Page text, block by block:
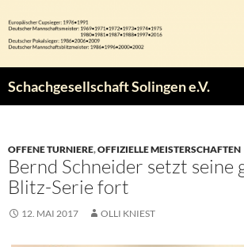
Inhalt
springen
Schachgesellschaft Solingen e.V.
OFFENE TURNIERE,OFFIZIELLE MEISTERSCHAFTEN
Bernd Schneider setzt seine
Blitz-Serie fort
12. MAI 2017 OLLI KNIEST